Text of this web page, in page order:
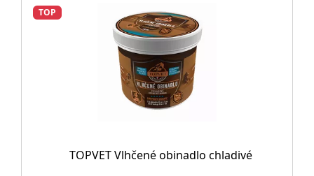
TOP
TOPVET Vlhčené obinadlo chladivé